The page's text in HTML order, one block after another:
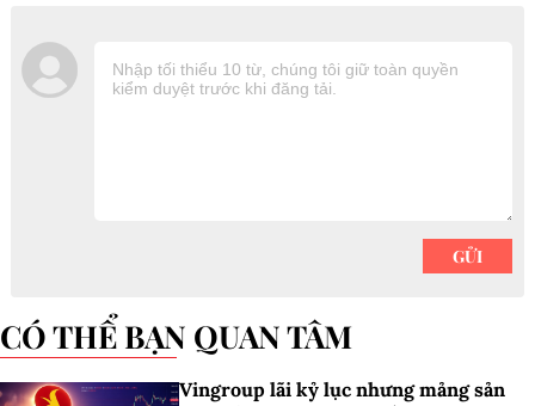
CÓ THỂ BẠN QUAN TÂM
Vingroup lãi kỷ lục nhưng mảng sản